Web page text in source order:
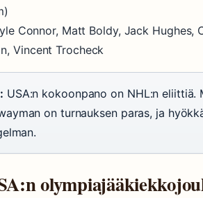
Connor, Matt Boldy, Jack Hughes,
Vincent Trocheck
USA:n kokoonpano on NHL:n
on turnauksen paras, ja